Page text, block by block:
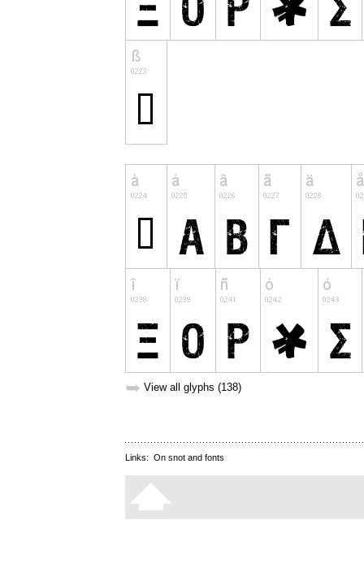
➥ View all glyphs (138)
Links: On snot and fonts